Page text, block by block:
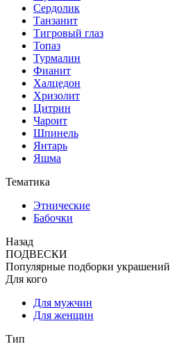
Сердолик
Танзанит
Тигровый глаз
Топаз
Турмалин
Фианит
Халцедон
Хризолит
Цитрин
Чароит
Шпинель
Янтарь
Яшма
Тематика
Этнические
Бабочки
Назад
ПОДВЕСКИ
Популярные подборки украшений
Для кого
Для мужчин
Для женщин
Тип